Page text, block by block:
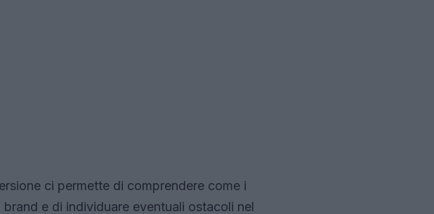
ci permette di comprendere come i
e di individuare eventuali ostacoli nel